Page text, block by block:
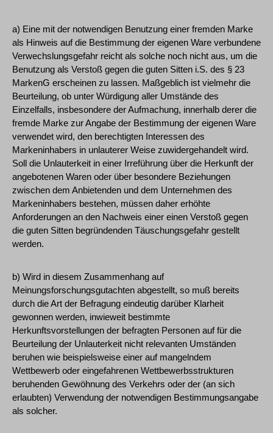
a) Eine mit der notwendigen Benutzung einer fremden Marke
als Hinweis auf die Bestimmung der eigenen Ware verbundene
Verwechslungsgefahr reicht als solche noch nicht aus, um die
Benutzung als Verstoß gegen die guten Sitten i.S. des § 23
MarkenG erscheinen zu lassen. Maßgeblich ist vielmehr die
Beurteilung, ob unter Würdigung aller Umstände des
Einzelfalls, insbesondere der Aufmachung, innerhalb derer die
fremde Marke zur Angabe der Bestimmung der eigenen Ware
verwendet wird, den berechtigten Interessen des
Markeninhabers in unlauterer Weise zuwidergehandelt wird.
Soll die Unlauterkeit in einer Irreführung über die Herkunft der
angebotenen Waren oder über besondere Beziehungen
zwischen dem Anbietenden und dem Unternehmen des
Markeninhabers bestehen, müssen daher erhöhte
Anforderungen an den Nachweis einer einen Verstoß gegen
die guten Sitten begründenden Täuschungsgefahr gestellt
werden.
b) Wird in diesem Zusammenhang auf
Meinungsforschungsgutachten abgestellt, so muß bereits
durch die Art der Befragung eindeutig darüber Klarheit
gewonnen werden, inwieweit bestimmte
Herkunftsvorstellungen der befragten Personen auf für die
Beurteilung der Unlauterkeit nicht relevanten Umständen
beruhen wie beispielsweise einer auf mangelndem
Wettbewerb oder eingefahrenen Wettbewerbsstrukturen
beruhenden Gewöhnung des Verkehrs oder der (an sich
erlaubten) Verwendung der notwendigen Bestimmungsangabe
als solcher.